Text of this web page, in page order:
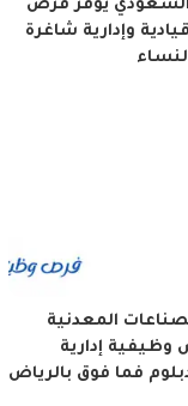
السعودي يوفر فرص
وإدارية شاغرة
المعدنية
وظيفية إدارية
فما فوق بالرياض